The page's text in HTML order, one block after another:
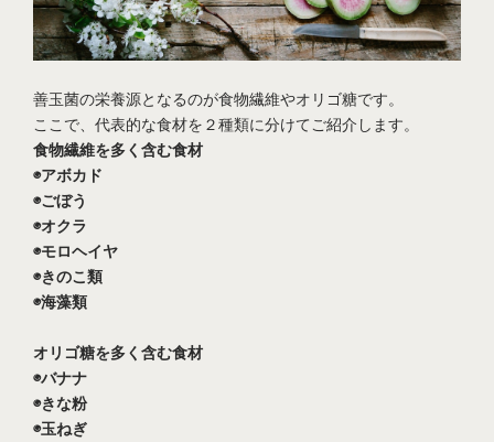
善玉菌の栄養源となるのが食物繊維やオリゴ糖です。
ここで、代表的な食材を２種類に分けてご紹介します。
食物繊維を多く含む食材
◉アボカド
◉ごぼう
◉オクラ
◉モロヘイヤ
◉きのこ類
◉海藻類
オリゴ糖を多く含む食材
◉バナナ
◉きな粉
◉玉ねぎ